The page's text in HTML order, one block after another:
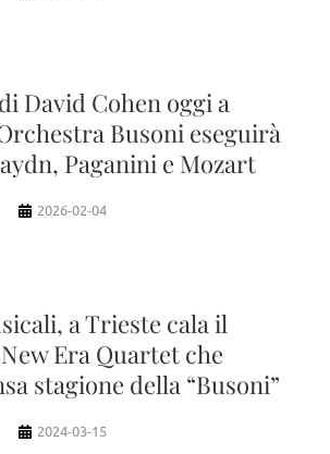
David Cohen oggi a
Busoni eseguirà
Paganini e Mozart
2026-02-04
a Trieste cala il
Era Quartet che
stagione della “Busoni”
2024-03-15